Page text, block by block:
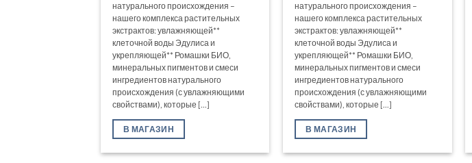
натурального происхождения –
нашего комплекса растительных
экстрактов: увлажняющей**
клеточной воды Эдулиса и
укрепляющей** Ромашки БИО,
минеральных пигментов и смеси
ингредиентов натурального
происхождения (с увлажняющими
свойствами), которые [...]
В МАГАЗИН
натурального происхождения –
нашего комплекса растительных
экстрактов: увлажняющей**
клеточной воды Эдулиса и
укрепляющей** Ромашки БИО,
минеральных пигментов и смеси
ингредиентов натурального
происхождения (с увлажняющими
свойствами), которые [...]
В МАГАЗИН